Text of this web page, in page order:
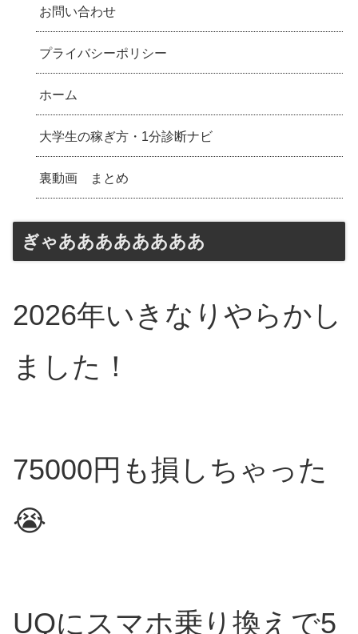
お問い合わせ
プライバシーポリシー
ホーム
大学生の稼ぎ方・1分診断ナビ
裏動画 まとめ
ぎゃああああああああ
2026年いきなりやらかし
ました！
75000円も損しちゃった
😭
UQにスマホ乗り換えで5